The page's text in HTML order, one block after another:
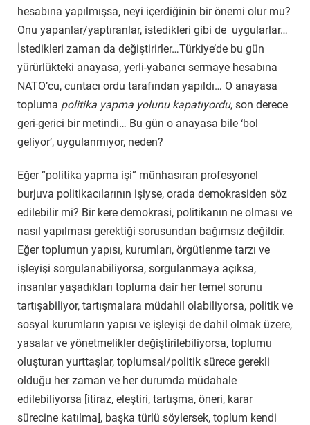
hesabına yapılmışsa, neyi içerdiğinin bir önemi olur mu?
Onu yapanlar/yaptıranlar, istedikleri gibi de uygularlar…
İstedikleri zaman da değiştirirler…Türkiye’de bu gün
yürürlükteki anayasa, yerli-yabancı sermaye hesabına
NATO’cu, cuntacı ordu tarafından yapıldı… O anayasa
topluma politika yapma yolunu kapatıyordu, son derece
geri-gerici bir metindi… Bu gün o anayasa bile ‘bol
geliyor’, uygulanmıyor, neden?
Eğer “politika yapma işi” münhasıran profesyonel
burjuva politikacılarının işiyse, orada demokrasiden söz
edilebilir mi? Bir kere demokrasi, politikanın ne olması ve
nasıl yapılması gerektiği sorusundan bağımsız değildir.
Eğer toplumun yapısı, kurumları, örgütlenme tarzı ve
işleyişi sorgulanabiliyorsa, sorgulanmaya açıksa,
insanlar yaşadıkları topluma dair her temel sorunu
tartışabiliyor, tartışmalara müdahil olabiliyorsa, politik ve
sosyal kurumların yapısı ve işleyişi de dahil olmak üzere,
yasalar ve yönetmelikler değiştirilebiliyorsa, toplumu
oluşturan yurttaşlar, toplumsal/politik sürece gerekli
olduğu her zaman ve her durumda müdahale
edilebiliyorsa [itiraz, eleştiri, tartışma, öneri, karar
sürecine katılma], başka türlü söylersek, toplum kendi